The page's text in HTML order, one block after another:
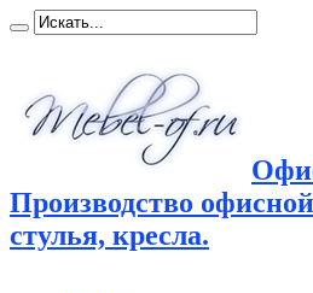
Производство
стулья, кресла.